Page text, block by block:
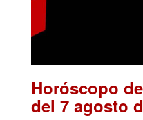
Horóscopo
del 7 agosto